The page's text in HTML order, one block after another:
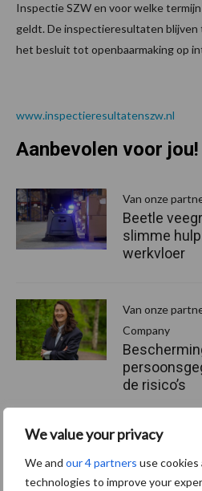
We value your privacy
We and our 4 partners use
technologies to improve your
Inspectie SZW en voor welke
geldt. De inspectieresultaten blijven
het besluit tot openbaarmaking op
www.inspectieresultatenszw.nl
Aanbevolen voor
Van onze
Beetle
slimme
werkvloer
Van onze
Company
de risico’s
Hervorming
mitsen en